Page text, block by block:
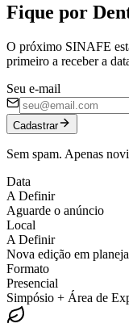
Fique por
O próximo SINAFE
primeiro a receber a
Seu e-mail
Cadastrar
Sem spam. Apenas
Data
A Definir
Aguarde o anúncio
Local
A Definir
Nova edição em
Formato
Presencial
Simpósio + Área de